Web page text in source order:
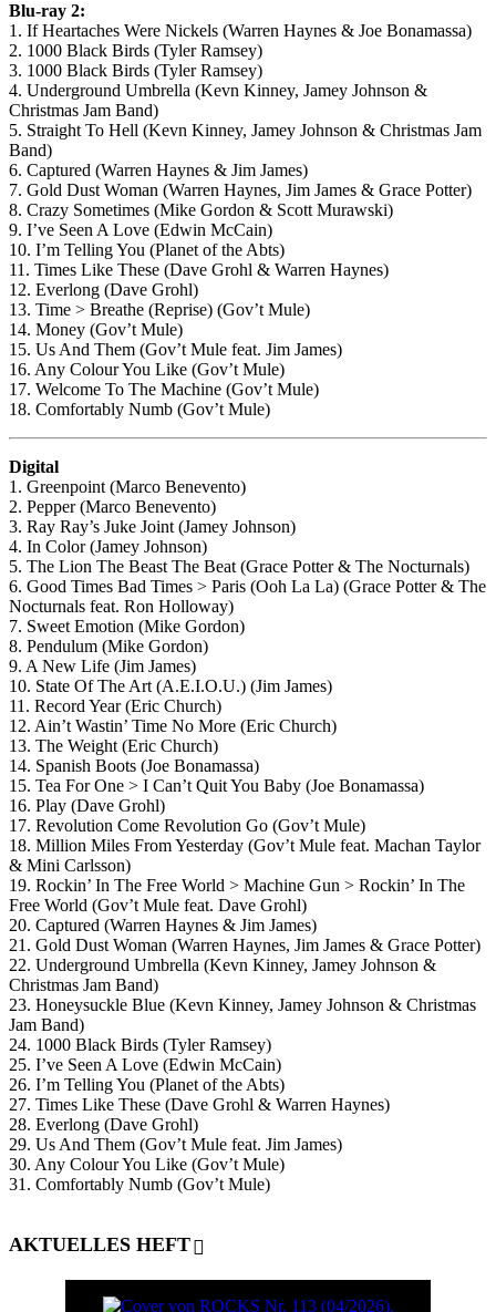
Blu-ray 2:
1. If Heartaches Were Nickels (Warren Haynes & Joe Bonamassa)
2. 1000 Black Birds (Tyler Ramsey)
3. 1000 Black Birds (Tyler Ramsey)
4. Underground Umbrella (Kevn Kinney, Jamey Johnson &
Christmas Jam Band)
5. Straight To Hell (Kevn Kinney, Jamey Johnson & Christmas Jam
Band)
6. Captured (Warren Haynes & Jim James)
7. Gold Dust Woman (Warren Haynes, Jim James & Grace Potter)
8. Crazy Sometimes (Mike Gordon & Scott Murawski)
9. I’ve Seen A Love (Edwin McCain)
10. I’m Telling You (Planet of the Abts)
11. Times Like These (Dave Grohl & Warren Haynes)
12. Everlong (Dave Grohl)
13. Time > Breathe (Reprise) (Gov’t Mule)
14. Money (Gov’t Mule)
15. Us And Them (Gov’t Mule feat. Jim James)
16. Any Colour You Like (Gov’t Mule)
17. Welcome To The Machine (Gov’t Mule)
18. Comfortably Numb (Gov’t Mule)
Digital
1. Greenpoint (Marco Benevento)
2. Pepper (Marco Benevento)
3. Ray Ray’s Juke Joint (Jamey Johnson)
4. In Color (Jamey Johnson)
5. The Lion The Beast The Beat (Grace Potter & The Nocturnals)
6. Good Times Bad Times > Paris (Ooh La La) (Grace Potter & The
Nocturnals feat. Ron Holloway)
7. Sweet Emotion (Mike Gordon)
8. Pendulum (Mike Gordon)
9. A New Life (Jim James)
10. State Of The Art (A.E.I.O.U.) (Jim James)
11. Record Year (Eric Church)
12. Ain’t Wastin’ Time No More (Eric Church)
13. The Weight (Eric Church)
14. Spanish Boots (Joe Bonamassa)
15. Tea For One > I Can’t Quit You Baby (Joe Bonamassa)
16. Play (Dave Grohl)
17. Revolution Come Revolution Go (Gov’t Mule)
18. Million Miles From Yesterday (Gov’t Mule feat. Machan Taylor
& Mini Carlsson)
19. Rockin’ In The Free World > Machine Gun > Rockin’ In The
Free World (Gov’t Mule feat. Dave Grohl)
20. Captured (Warren Haynes & Jim James)
21. Gold Dust Woman (Warren Haynes, Jim James & Grace Potter)
22. Underground Umbrella (Kevn Kinney, Jamey Johnson &
Christmas Jam Band)
23. Honeysuckle Blue (Kevn Kinney, Jamey Johnson & Christmas
Jam Band)
24. 1000 Black Birds (Tyler Ramsey)
25. I’ve Seen A Love (Edwin McCain)
26. I’m Telling You (Planet of the Abts)
27. Times Like These (Dave Grohl & Warren Haynes)
28. Everlong (Dave Grohl)
29. Us And Them (Gov’t Mule feat. Jim James)
30. Any Colour You Like (Gov’t Mule)
31. Comfortably Numb (Gov’t Mule)
AKTUELLES HEFT